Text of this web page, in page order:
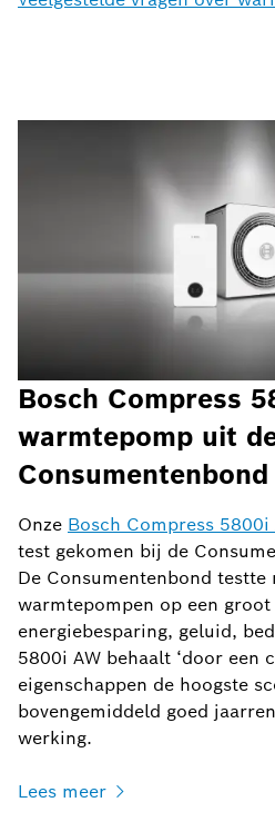
Bosch Compress
warmtepomp uit
Consumentenbond
Onze Bosch Compress 5800i
test gekomen bij de
De Consumentenbond testte
warmtepompen op een
energiebesparing, geluid,
5800i AW behaalt ‘door een
eigenschappen de hoogste
bovengemiddeld goed
werking.
Lees meer